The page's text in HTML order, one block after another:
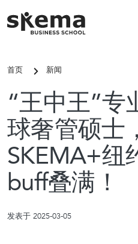
关键词搜索
热门搜索
首页
新闻
“王中王”专
球奢管硕士，
SKEMA+纽
buff叠满！
发表于 2025-03-05